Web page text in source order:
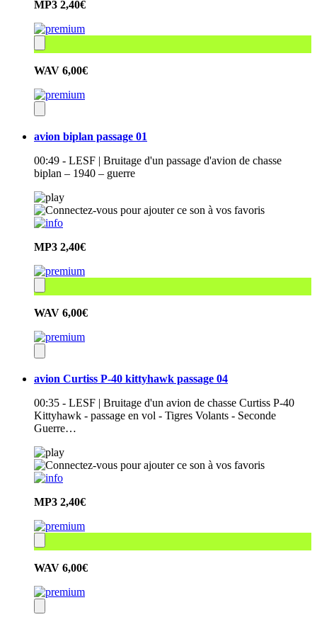
MP3 2,40€
WAV 6,00€
avion biplan passage 01
00:49 - LESF | Bruitage d'un passage d'avion de chasse
biplan – 1940 – guerre
MP3 2,40€
WAV 6,00€
avion Curtiss P-40 kittyhawk passage 04
00:35 - LESF | Bruitage d'un avion de chasse Curtiss P-40
Kittyhawk - passage en vol - Tigres Volants - Seconde
Guerre…
MP3 2,40€
WAV 6,00€